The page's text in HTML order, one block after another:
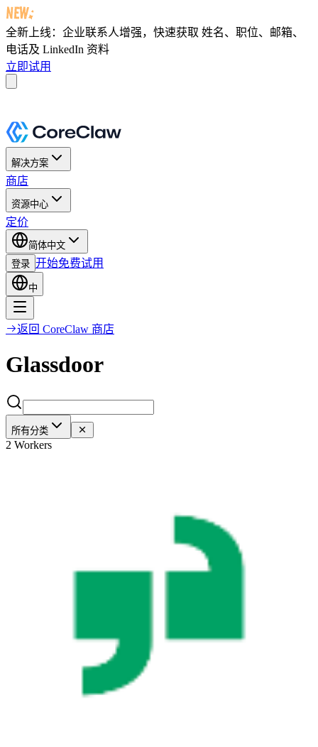
全新上线：企业联系人增强，快速获取 姓名、职位、邮箱、
电话及 LinkedIn 资料
立即试用
解决方案
商店
资源中心
定价
简体中文
登录 开始免费试用
中
返回 CoreClaw 商店
Glassdoor
所有分类
2 Workers